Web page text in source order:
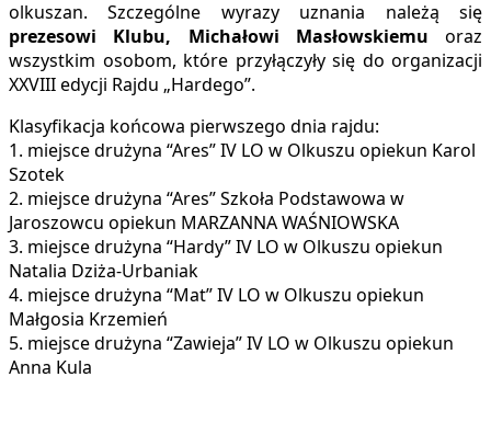
olkuszan. Szczególne wyrazy uznania należą się
prezesowi Klubu, Michałowi Masłowskiemu oraz
wszystkim osobom, które przyłączyły się do organizacji
XXVIII edycji Rajdu „Hardego”.
Klasyfikacja końcowa pierwszego dnia rajdu:
1. miejsce drużyna “Ares” IV LO w Olkuszu opiekun Karol
Szotek
2. miejsce drużyna “Ares” Szkoła Podstawowa w
Jaroszowcu opiekun MARZANNA WAŚNIOWSKA
3. miejsce drużyna “Hardy” IV LO w Olkuszu opiekun
Natalia Dziża-Urbaniak
4. miejsce drużyna “Mat” IV LO w Olkuszu opiekun
Małgosia Krzemień
5. miejsce drużyna “Zawieja” IV LO w Olkuszu opiekun
Anna Kula